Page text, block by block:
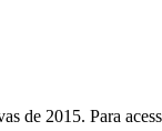
de 2015. Para